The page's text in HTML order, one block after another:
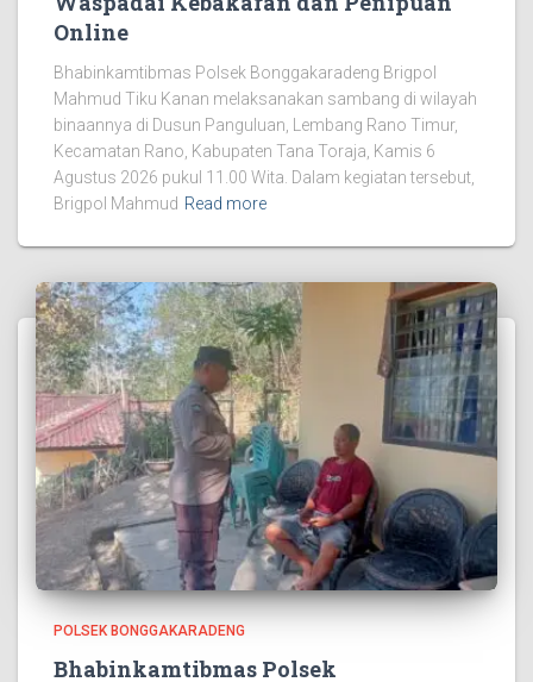
Online
Bhabinkamtibmas Polsek Bonggakaradeng Brigpol
Mahmud Tiku Kanan melaksanakan sambang di wilayah
binaannya di Dusun Panguluan, Lembang Rano Timur,
Kecamatan Rano, Kabupaten Tana Toraja, Kamis 6
Agustus 2026 pukul 11.00 Wita. Dalam kegiatan tersebut,
Brigpol Mahmud Read more
POLSEK BONGGAKARADENG
Bhabinkamtibmas Polsek